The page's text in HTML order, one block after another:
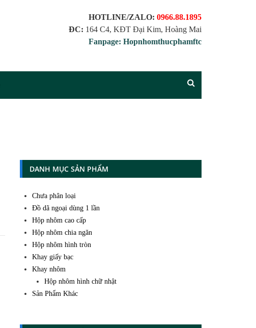
HOTLINE/ZALO: 0966.88.1895
ĐC: 164 C4, KĐT Đại Kim, Hoàng Mai
Fanpage: Hopnhomthucphamftc
DANH MỤC SẢN PHẨM
Chưa phân loại
Đồ dã ngoại dùng 1 lần
Hộp nhôm cao cấp
Hộp nhôm chia ngăn
Hộp nhôm hình tròn
Khay giấy bạc
Khay nhôm
Hộp nhôm hình chữ nhật
Sản Phẩm Khác